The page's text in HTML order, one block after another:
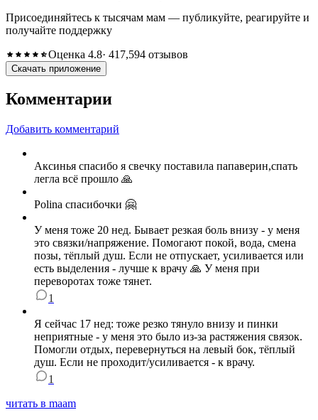
Присоединяйтесь к тысячам мам — публикуйте, реагируйте и
получайте поддержку
Оценка 4.8· 417,594 отзывов
Скачать приложение
Комментарии
Добавить комментарий
Аксинья спасибо я свечку поставила папаверин,спать
легла всё прошло 🙏
Polina спасибочки 🤗
У меня тоже 20 нед. Бывает резкая боль внизу - у меня
это связки/напряжение. Помогают покой, вода, смена
позы, тёплый душ. Если не отпускает, усиливается или
есть выделения - лучше к врачу 🙏 У меня при
переворотах тоже тянет.
1
Я сейчас 17 нед: тоже резко тянуло внизу и пинки
неприятные - у меня это было из‑за растяжения связок.
Помогли отдых, перевернуться на левый бок, тёплый
душ. Если не проходит/усиливается - к врачу.
1
читать в maam